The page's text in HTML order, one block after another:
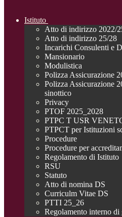
Istituto
Atto di indirizzo 2022/
Atto di indirizzo 25/28
Incarichi Consulenti e
Mansionario
Modulistica
Polizza Assicurazione
Polizza Assicurazione
sinottico
Privacy
PTOF 2025_2028
PTPC T USR
PTPCT per Istituzioni
Procedure
Procedure per
Regolamento di Istituto
RSU
Statuto
Atto di nomina DS
Curriculm Vitae DS
PTTI 25_26
Regolamento interno di